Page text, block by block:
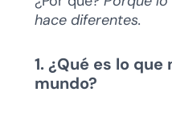
hace diferentes.
1. ¿Qué es lo
mundo?